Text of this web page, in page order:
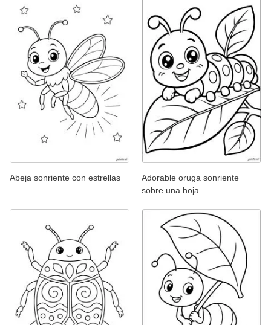
Abeja sonriente con estrellas
Adorable oruga sonriente
sobre una hoja